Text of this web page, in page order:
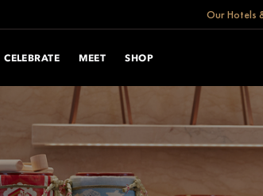
Our Hotels
CELEBRATE MEET SHOP